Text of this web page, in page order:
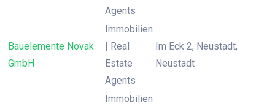
Agents
Bauelemente Novak
GmbH
Immobilien
| Real
Estate
Agents
Im Eck 2, Neustadt,
Neustadt
Immobilien